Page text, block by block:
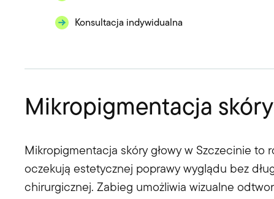
Konsultacja indywidualna
Mikropigmentacja skóry
Mikropigmentacja skóry głowy w Szczecinie to
oczekują estetycznej poprawy wyglądu bez
chirurgicznej. Zabieg umożliwia wizualne